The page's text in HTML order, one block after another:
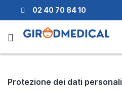
02 40 70 84 10
Protezione dei dati personali